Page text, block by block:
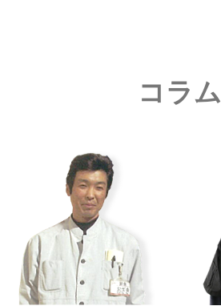
コラム